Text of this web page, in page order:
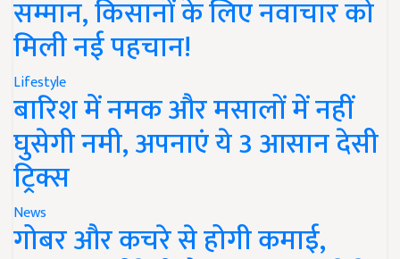
सम्मान, किसानों के लिए नवाचार को
मिली नई पहचान!
Lifestyle
बारिश में नमक और मसालों में नहीं
घुसेगी नमी, अपनाएं ये 3 आसान देसी
ट्रिक्स
News
गोबर और कचरे से होगी कमाई,